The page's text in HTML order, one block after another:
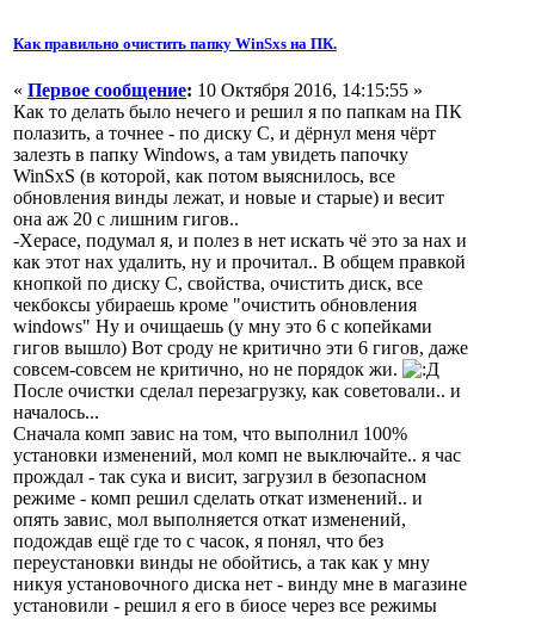
Как правильно очистить папку WinSxs на ПК.
« Первое сообщение: 10 Октября 2016, 14:15:55 »
Как то делать было нечего и решил я по папкам на ПК
полазить, а точнее - по диску С, и дёрнул меня чёрт
залезть в папку Windows, а там увидеть папочку
WinSxS (в которой, как потом выяснилось, все
обновления винды лежат, и новые и старые) и весит
она аж 20 с лишним гигов..
-Херасе, подумал я, и полез в нет искать чё это за нах и
как этот нах удалить, ну и прочитал.. В общем правкой
кнопкой по диску С, свойства, очистить диск, все
чекбоксы убираешь кроме "очистить обновления
windows" Ну и очищаешь (у мну это 6 с копейками
гигов вышло) Вот сроду не критично эти 6 гигов, даже
совсем-совсем не критично, но не порядок жи.
После очистки сделал перезагрузку, как советовали.. и
началось...
Сначала комп завис на том, что выполнил 100%
установки изменений, мол комп не выключайте.. я час
прождал - так сука и висит, загрузил в безопасном
режиме - комп решил сделать откат изменений.. и
опять завис, мол выполняется откат изменений,
подождав ещё где то с часок, я понял, что без
переустановки винды не обойтись, а так как у мну
никуя установочного диска нет - винду мне в магазине
установили - решил я его в биосе через все режимы